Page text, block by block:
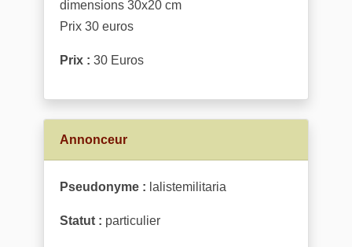
dimensions 30x20 cm
Prix 30 euros
Prix : 30 Euros
Annonceur
Pseudonyme : lalistemilitaria
Statut : particulier